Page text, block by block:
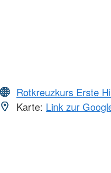
Rotkreuzkurs Erste
Karte: Link zur